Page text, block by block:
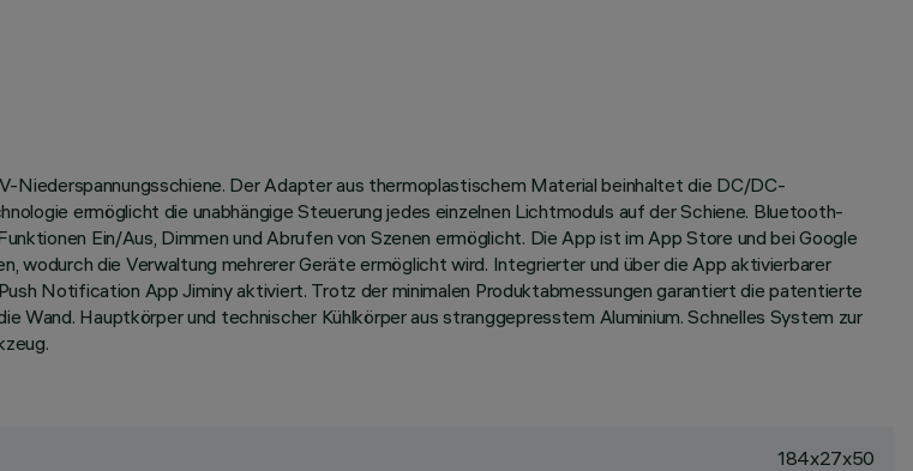
Der Adapter aus thermoplastischem Material beinhaltet die DC/DC-
ermöglicht die unabhängige Steuerung jedes einzelnen Lichtmoduls auf der Schiene. Bluetooth-
Ein/Aus, Dimmen und Abrufen von Szenen ermöglicht. Die App ist im App Store und bei Google
die Verwaltung mehrerer Geräte ermöglicht wird. Integrierter und über die App aktivierbarer
Notification App Jiminy aktiviert. Trotz der minimalen Produktabmessungen garantiert die patentierte
Hauptkörper und technischer Kühlkörper aus stranggepresstem Aluminium. Schnelles System zur
184x27x50